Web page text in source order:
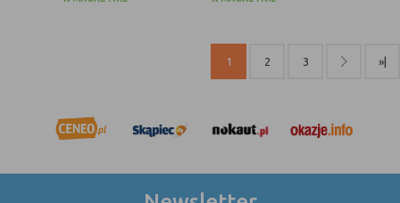
internetowej.
1 2 3 »|